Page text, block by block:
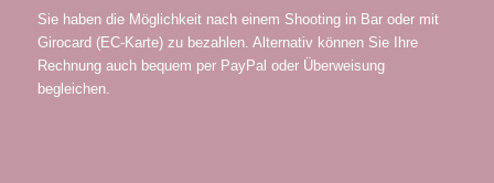
Sie haben die Möglichkeit nach einem Shooting in Bar oder mit
Girocard (EC-Karte) zu bezahlen. Alternativ können Sie Ihre
Rechnung auch bequem per PayPal oder Überweisung
begleichen.